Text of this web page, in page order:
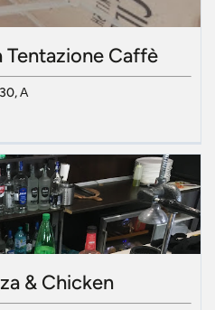
Tentazione Caffè
А
& Chicken